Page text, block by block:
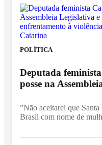
POLÍTICA
Deputada
posse na
”Não aceitarei que
Brasil com nome de